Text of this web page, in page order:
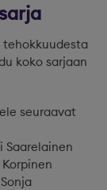
tehokkuudesta
koko sarjaan
seuraavat
Saarelainen